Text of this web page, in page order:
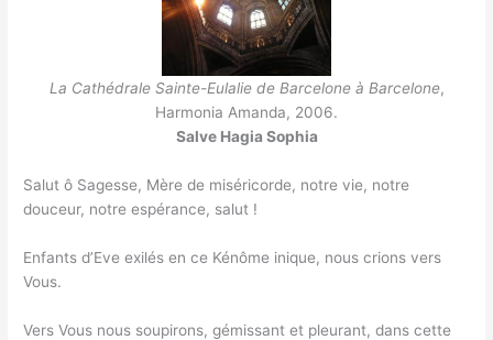
La Cathédrale Sainte-Eulalie de Barcelone à Barcelone,
Harmonia Amanda, 2006.
Salve Hagia Sophia
Salut ô Sagesse, Mère de miséricorde, notre vie, notre
douceur, notre espérance, salut !
Enfants d’Eve exilés en ce Kénôme inique, nous crions vers
Vous.
Vers Vous nous soupirons, gémissant et pleurant, dans cette